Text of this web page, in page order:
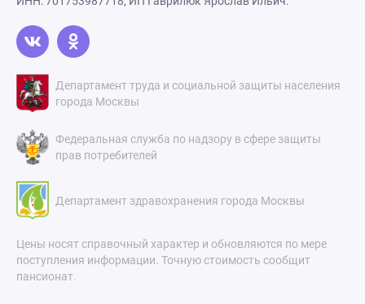
Департамент труда и социальной защиты населения
города Москвы
Федеральная служба по надзору в сфере защиты
прав потребителей
Департамент здравохранения города Москвы
Цены носят справочный характер и обновляются по мере
поступления информации. Точную стоимость сообщит
пансионат.